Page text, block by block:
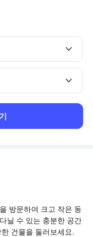
방문하여 크고 작은 동
닐 수 있는 충분한 공간
건물을 둘러보세요.